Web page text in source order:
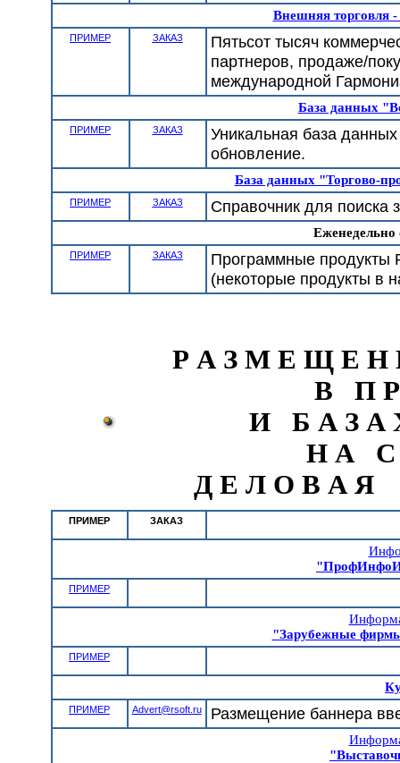
Внешняя торговля
ПРИМЕР ЗАКАЗ
Пятьсот тысяч
партнеров, продаже/
международной
База данных
ПРИМЕР ЗАКАЗ
Уникальная база
обновление.
База данных "Торгово-
ПРИМЕР ЗАКАЗ Справочник для
ПРИМЕР ЗАКАЗ
Программные продукты
(некоторые продукты в
Р А З М Е Щ Е
В П Р
И Б А З
Н А С
Д Е Л О В А Я
ПРИМЕР ЗАКАЗ
ПРИМЕР
"Зарубежные
ПРИМЕР
ПРИМЕР Advert@rsoft.ru Размещение баннера